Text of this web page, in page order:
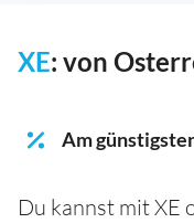
XE: von
Am
Du kannst mit XE